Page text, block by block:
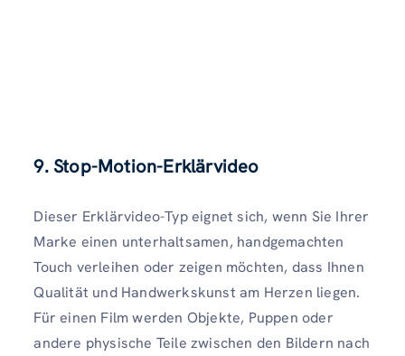
9. Stop-Motion-Erklärvideo
Dieser Erklärvideo-Typ eignet sich, wenn Sie Ihrer
Marke einen unterhaltsamen, handgemachten
Touch verleihen oder zeigen möchten, dass Ihnen
Qualität und Handwerkskunst am Herzen liegen.
Für einen Film werden Objekte, Puppen oder
andere physische Teile zwischen den Bildern nach